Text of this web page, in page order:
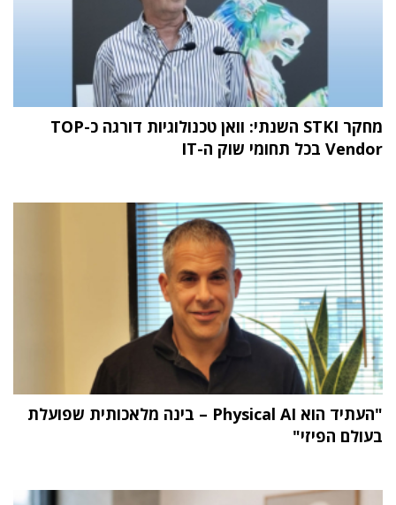
מחקר STKI השנתי: וואן טכנולוגיות דורגה כ-TOP
Vendor בכל תחומי שוק ה-IT
"העתיד הוא Physical AI – בינה מלאכותית שפועלת
בעולם הפיזי"